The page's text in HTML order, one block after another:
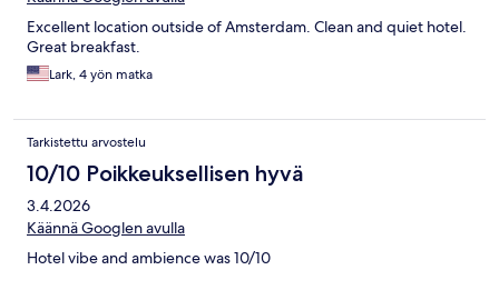
Excellent location outside of Amsterdam. Clean and quiet hotel.
Great breakfast.
Lark, 4 yön matka
Tarkistettu arvostelu
10/10 Poikkeuksellisen hyvä
3.4.2026
Käännä Googlen avulla
Hotel vibe and ambience was 10/10